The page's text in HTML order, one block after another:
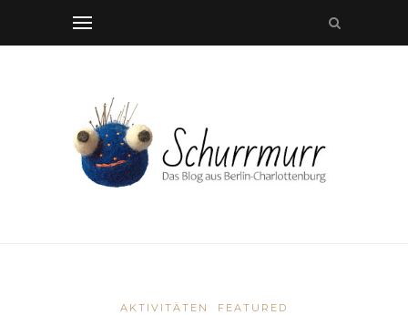
AKTIVITÄTEN
FEATURED